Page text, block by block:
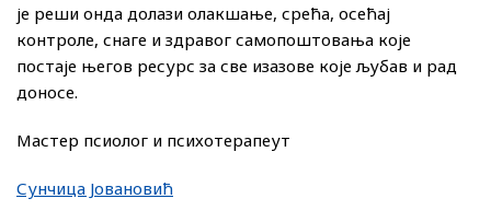
је реши онда долази олакшање, срећа, осећај
контроле, снаге и здравог самопоштовања које
постаје његов ресурс за све изазове које љубав и рад
доносе.
Мастер псиолог и психотерапеут
Сунчица Јовановић